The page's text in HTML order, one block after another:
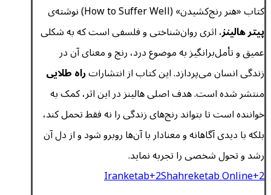
کتاب «هنر رنج‌کشیدن» (How to Suffer Well) نوشته‌ی
پیتر هالینز، اثری روان‌شناختی و فلسفی است که به شکلی
عمیق و تأمل‌برانگیز به موضوع درد، رنج و معنای آن در
زندگی انسان می‌پردازد. این کتاب از انتشاراتراه طلایی
منتشر شده است. هدف اصلی هالینز در این اثر، کمک به
خواننده است تا بتواند رنج‌های زندگی را نه فقط تحمل کند،
بلکه با دیدی آگاهانه و معنادار با آن‌ها روبرو شود و از دل آن
رشد و تحول شخصی را تجربه نماید.
Iranketab+2Shahreketab Online+2